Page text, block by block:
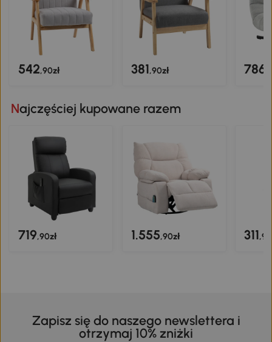
542,90zł 381,90zł 786
Najczęściej kupowane razem
719,90zł 1.555,90zł 311
Zapisz się do naszego newslettera i
otrzymaj 10% zniżki